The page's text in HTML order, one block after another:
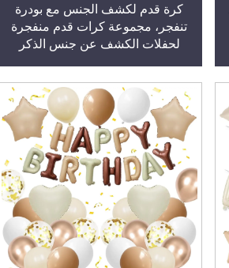
كرة قدم لكشف الجنس مع بودرة
تنفجر، مجموعة كرات قدم منفجرة
لحفلات الكشف عن جنس الذكر